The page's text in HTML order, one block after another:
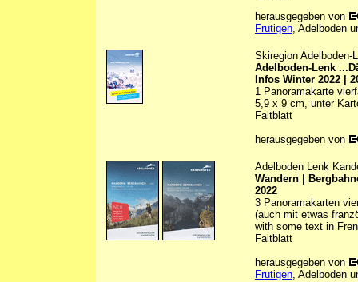
herausgegeben von
Frutigen, Adelboden
Skiregion Adelboden-
Adelboden-Lenk
Infos Winter 2022 |
1 Panoramakarte
5,9 x 9 cm, unter
Faltblatt
herausgegeben von
Adelboden Lenk
Wandern |
2022
3 Panoramakarten
(auch mit etwas
with some text in
Faltblatt
herausgegeben von
Frutigen, Adelboden